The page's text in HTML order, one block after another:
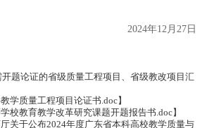
2024年12月27日
开题论证的省级质量工程项目、省级教改项目汇
学质量工程项目论证书.doc】
校教育教学改革研究课题开题报告书.doc】
关于公布2024年度广东省本科高校教学质量与